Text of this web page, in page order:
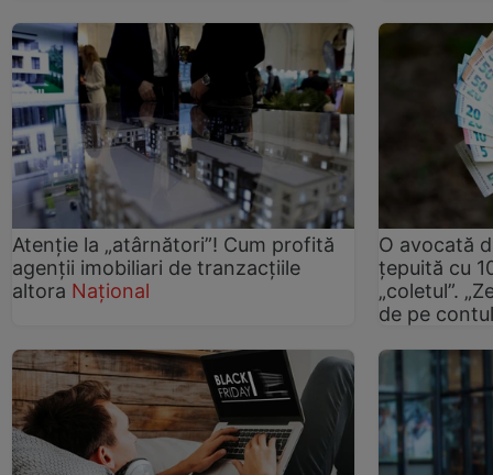
Atenție la „atârnători”! Cum profită
agenții imobiliari de tranzacțiile
altora Național
O avocată
țepuită cu
„coletul”.
de pe